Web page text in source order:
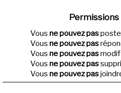
Vous ne pouvez pas
Vous ne pouvez pas
Vous ne pouvez pas
Vous ne pouvez pas
Vous ne pouvez pas